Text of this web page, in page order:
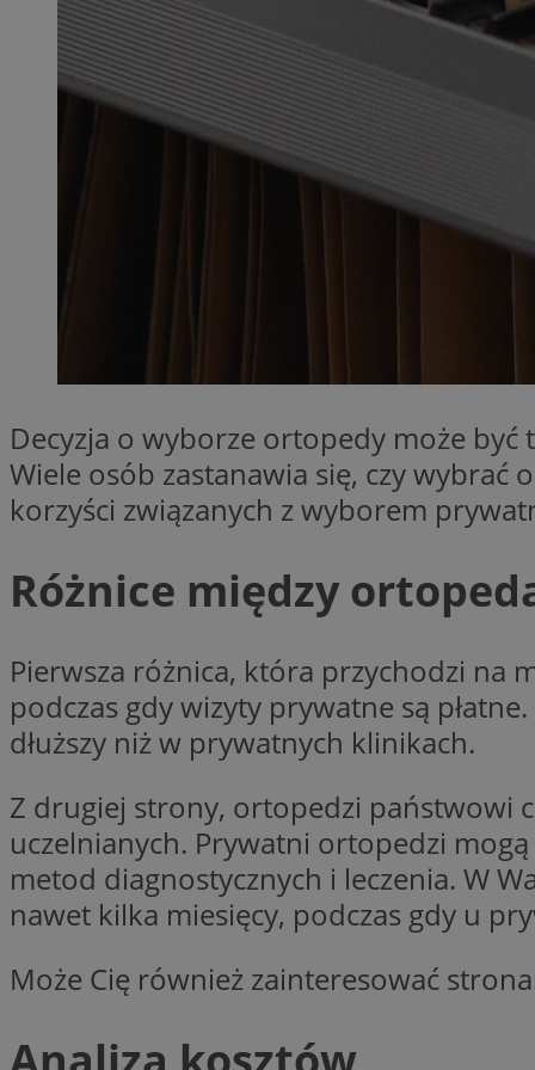
Decyzja o wyborze ortopedy może być
Wiele osób zastanawia się, czy wybrać
korzyści związanych z wyborem
Różnice między
Pierwsza różnica, która przychodzi na
podczas gdy wizyty prywatne są
dłuższy niż w prywatnych klinikach.
Z drugiej strony, ortopedzi państwowi
uczelnianych. Prywatni ortopedzi
metod diagnostycznych i leczenia. W
nawet kilka miesięcy, podczas gdy u
Może Cię również zainteresować
QeSessID
__cf_bm
INGRESSCOOKIE
Nazwa
VP
_clck
_clsk
Nazwa
__gads
__Secure-
ROLLOUT_TOKEN
Nazwa
openstat_gid